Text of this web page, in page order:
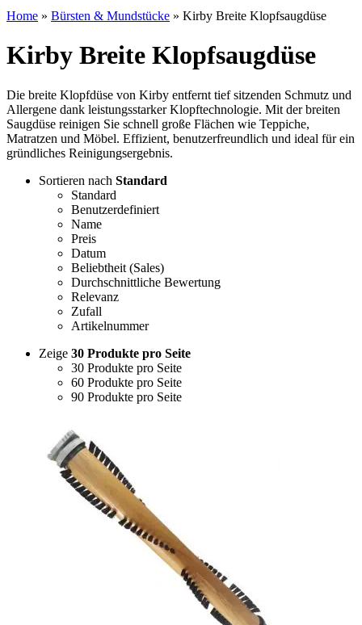
Home » Bürsten & Mundstücke » Kirby Breite Klopfsaugdüse
Kirby Breite Klopfsaugdüse
Die breite Klopfdüse von Kirby entfernt tief sitzenden Schmutz und
Allergene dank leistungsstarker Klopftechnologie. Mit der breiten
Saugdüse reinigen Sie schnell große Flächen wie Teppiche,
Matratzen und Möbel. Effizient, benutzerfreundlich und ideal für ein
gründliches Reinigungsergebnis.
Sortieren nach Standard
Standard
Benutzerdefiniert
Name
Preis
Datum
Beliebtheit (Sales)
Durchschnittliche Bewertung
Relevanz
Zufall
Artikelnummer
Zeige 30 Produkte pro Seite
30 Produkte pro Seite
60 Produkte pro Seite
90 Produkte pro Seite